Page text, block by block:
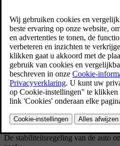
Elektronische stabiliteitsregeling
De elektronische stabiliteitsregeling
die je auto automatisch kunnen
je gaat slippen als de auto geen
het stuur detecteert. Hiervoor
wiel afzonderlijk in. Wanneer dit
ESC op het bestuurdersdisplay
De stabiliteitsregeling van de auto